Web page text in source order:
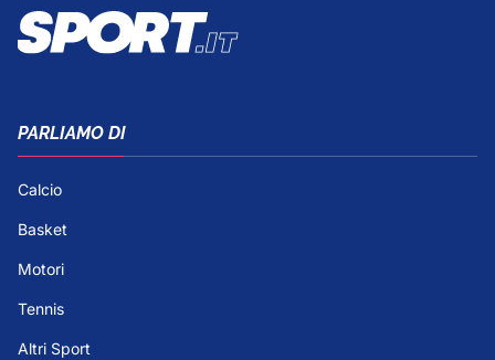
PARLIAMO DI
Calcio
Basket
Motori
Tennis
Altri Sport